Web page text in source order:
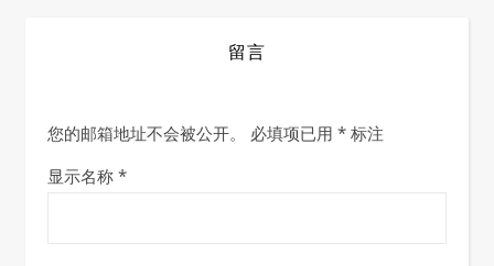
留言
您的邮箱地址不会被公开。 必填项已用 * 标注
显示名称 *